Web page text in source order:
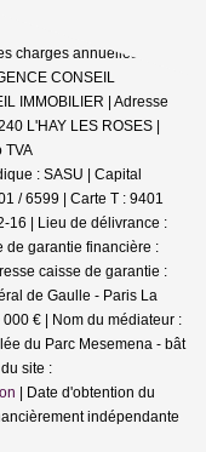
charges annuelles sont
CONSEIL
IMMOBILIER | Adresse
L'HAY LES ROSES |
TVA
: SASU | Capital
/ 6599 | Carte T : 9401
16 | Lieu de délivrance :
de garantie financière :
caisse de garantie :
de Gaulle - Paris La
€ | Nom du médiateur :
du Parc Mesemena - bât
site :
| Date d'obtention du
indépendante